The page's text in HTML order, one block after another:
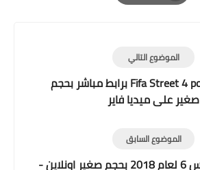
Print
الموضوع التالي
تحميل لعبة Fifa Street 4 pc برابط مباشر بحجم
صغير على ميديا فاير
الموضوع السابق
أحدث باتشات بيس 6 لعام 2018 بحجم صغير اونلاين -